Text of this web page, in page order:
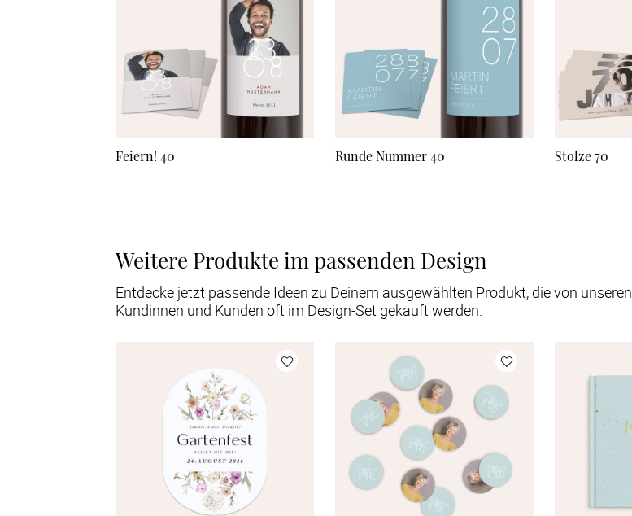
Feiern! 40 Runde Nummer 40 Stolze 70
Weitere Produkte im passenden Design
Entdecke jetzt passende Ideen zu Deinem ausgewählten Produkt, die von unseren
Kundinnen und Kunden oft im Design-Set gekauft werden.